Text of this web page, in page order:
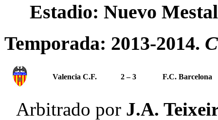
Estadio: Nuevo
Temporada: 2013-2014.
Valencia C.F. 2 – 3 F.C. Barcelona
Arbitrado por J.A.